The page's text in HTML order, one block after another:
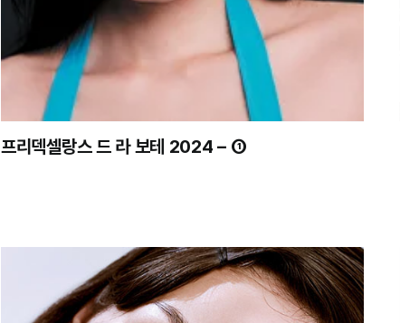
프리덱셀랑스 드 라 보테 2024 – ①